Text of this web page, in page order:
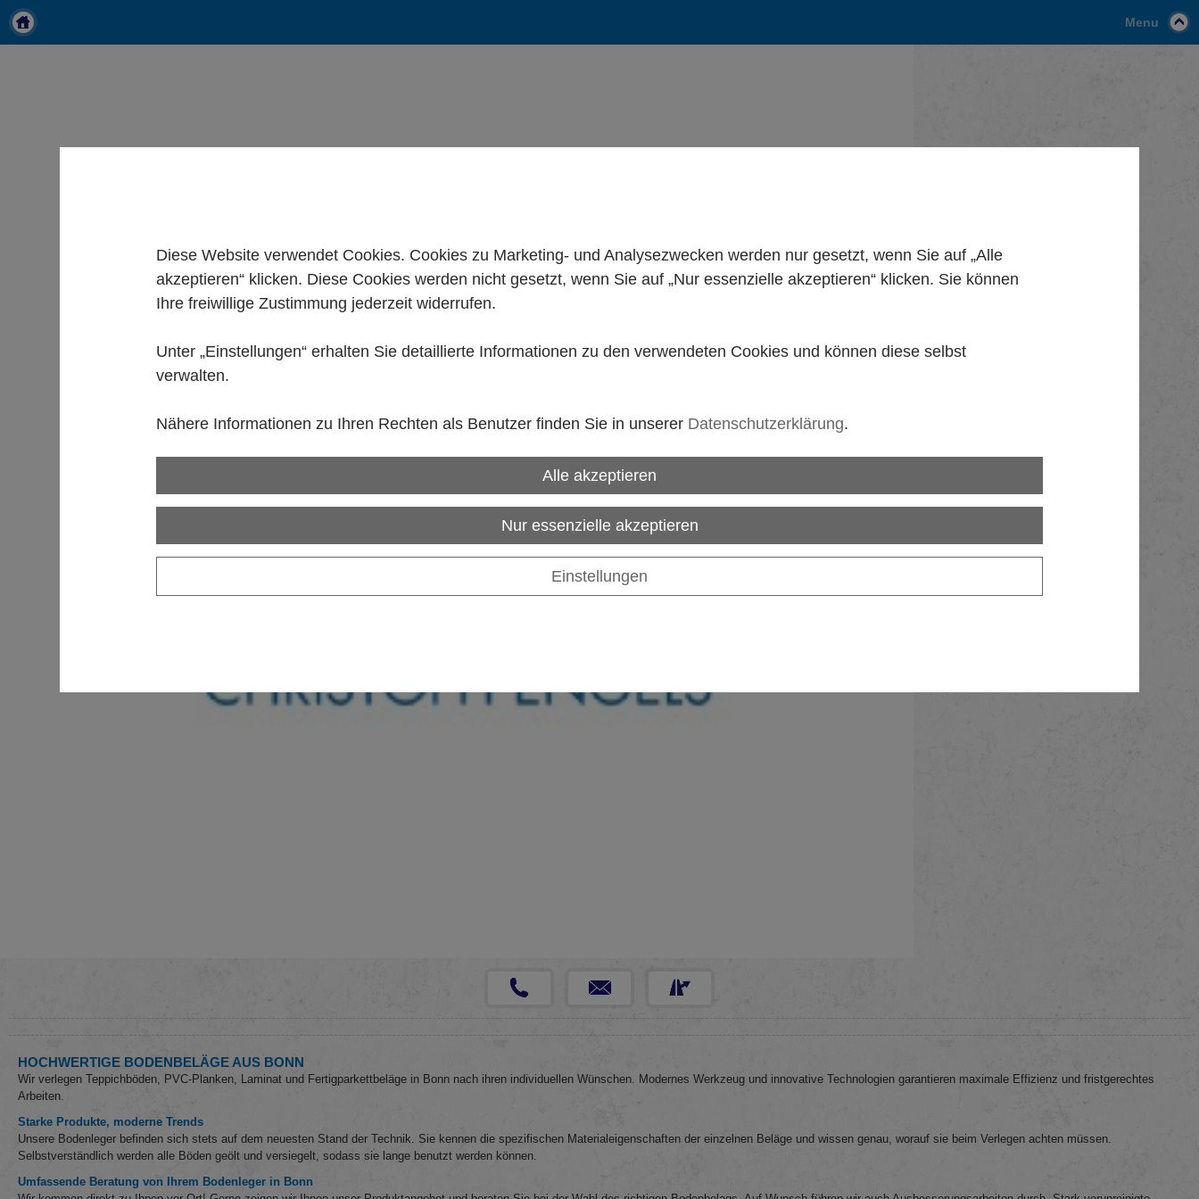
Menu
HOCHWERTIGE BODENBELÄGE AUS BONN
Wir verlegen Teppichböden, PVC-Planken, Laminat und Fertigparkettbeläge in Bonn nach ihren individuellen Wünschen. Modernes Werkzeug und innovative Technologien garantieren maximale Effizienz und fristgerechtes
Arbeiten.
Starke Produkte, moderne Trends
Unsere Bodenleger befinden sich stets auf dem neuesten Stand der Technik. Sie kennen die spezifischen Materialeigenschaften der einzelnen Beläge und wissen genau, worauf sie beim Verlegen achten müssen.
Selbstverständlich werden alle Böden geölt und versiegelt, sodass sie lange benutzt werden können.
Umfassende Beratung von Ihrem Bodenleger in Bonn
Diese Website verwendet Cookies. Cookies zu Marketing- und Analysezwecken werden nur gesetzt, wenn Sie auf „Alle
akzeptieren“ klicken. Diese Cookies werden nicht gesetzt, wenn Sie auf „Nur essenzielle akzeptieren“ klicken. Sie können
Ihre freiwillige Zustimmung jederzeit widerrufen.
Unter „Einstellungen“ erhalten Sie detaillierte Informationen zu den verwendeten Cookies und können diese selbst
verwalten.
Nähere Informationen zu Ihren Rechten als Benutzer finden Sie in unserer Datenschutzerklärung.
Alle akzeptieren
Nur essenzielle akzeptieren
Einstellungen